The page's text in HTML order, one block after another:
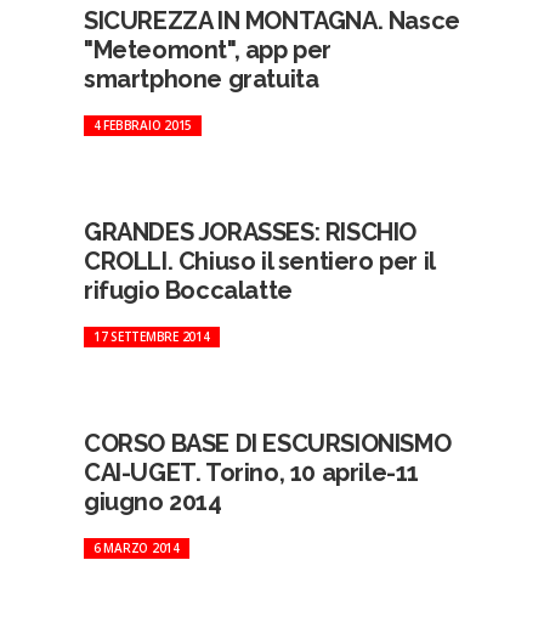
SICUREZZA IN MONTAGNA. Nasce
"Meteomont", app per
smartphone gratuita
4 FEBBRAIO 2015
GRANDES JORASSES: RISCHIO
CROLLI. Chiuso il sentiero per il
rifugio Boccalatte
17 SETTEMBRE 2014
CORSO BASE DI ESCURSIONISMO
CAI-UGET. Torino, 10 aprile-11
giugno 2014
6 MARZO 2014